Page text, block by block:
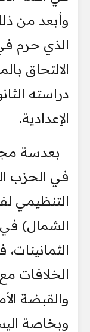
وأبعد من
الذي حرم
الالتحاق
دراسته
الإعدادية.
بعدسة
في الحزب
التنظيمي
الشمال)
الخلافات
والقبضة
وبخاصة